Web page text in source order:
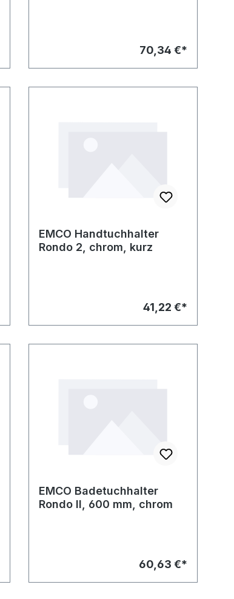
70,34 €*
EMCO Handtuchhalter
Rondo 2, chrom, kurz
41,22 €*
EMCO Badetuchhalter
Rondo II, 600 mm, chrom
60,63 €*